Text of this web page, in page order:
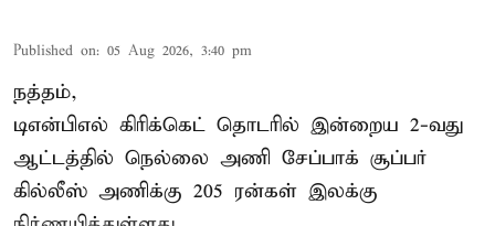
Published on: 05 Aug 2026, 3:40 pm
நத்தம்,
டிஎன்பிஎல் கிரிக்கெட் தொடரில் இன்றைய 2-வது
ஆட்டத்தில் நெல்லை அணி சேப்பாக் சூப்பர்
கில்லீஸ் அணிக்கு 205 ரன்கள் இலக்கு